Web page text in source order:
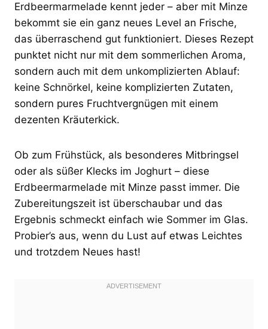
Erdbeermarmelade kennt jeder – aber mit Minze
bekommt sie ein ganz neues Level an Frische,
das überraschend gut funktioniert. Dieses Rezept
punktet nicht nur mit dem sommerlichen Aroma,
sondern auch mit dem unkomplizierten Ablauf:
keine Schnörkel, keine komplizierten Zutaten,
sondern pures Fruchtvergnügen mit einem
dezenten Kräuterkick.
Ob zum Frühstück, als besonderes Mitbringsel
oder als süßer Klecks im Joghurt – diese
Erdbeermarmelade mit Minze passt immer. Die
Zubereitungszeit ist überschaubar und das
Ergebnis schmeckt einfach wie Sommer im Glas.
Probier’s aus, wenn du Lust auf etwas Leichtes
und trotzdem Neues hast!